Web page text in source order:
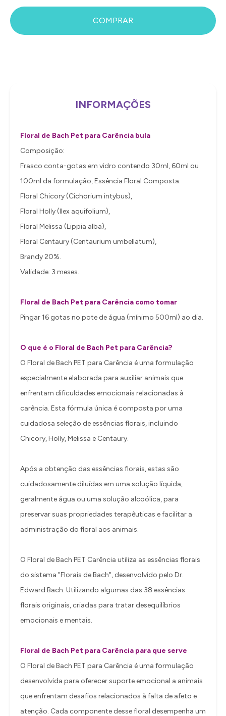
COMPRAR
INFORMAÇÕES
Floral de Bach Pet para Carência bula
Composição:
Frasco conta-gotas em vidro contendo 30ml, 60ml ou
100ml da formulação, Essência Floral Composta:
Floral Chicory (Cichorium intybus),
Floral Holly (Ilex aquifolium),
Floral Melissa (Lippia alba),
Floral Centaury (Centaurium umbellatum),
Brandy 20%.
Validade: 3 meses.
Floral de Bach Pet para Carência como tomar
Pingar 16 gotas no pote de água (mínimo 500ml) ao dia.
O que é o Floral de Bach Pet para Carência?
O Floral de Bach PET para Carência é uma formulação
especialmente elaborada para auxiliar animais que
enfrentam dificuldades emocionais relacionadas à
carência. Esta fórmula única é composta por uma
cuidadosa seleção de essências florais, incluindo
Chicory, Holly, Melissa e Centaury.
Após a obtenção das essências florais, estas são
cuidadosamente diluídas em uma solução líquida,
geralmente água ou uma solução alcoólica, para
preservar suas propriedades terapêuticas e facilitar a
administração do floral aos animais.
O Floral de Bach PET Carência utiliza as essências florais
do sistema "Florais de Bach", desenvolvido pelo Dr.
Edward Bach. Utilizando algumas das 38 essências
florais originais, criadas para tratar desequilíbrios
emocionais e mentais.
Floral de Bach Pet para Carência para que serve
O Floral de Bach PET para Carência é uma formulação
desenvolvida para oferecer suporte emocional a animais
que enfrentam desafios relacionados à falta de afeto e
atenção. Cada componente desse floral desempenha um